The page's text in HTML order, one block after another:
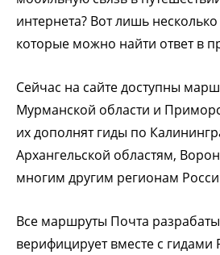
интернета? Вот лишь
которые можно найти ответ в
Сейчас на сайте доступны
Мурманской области и
их дополнят гиды по
Архангельской областям,
многим другим регионам
Все маршруты Почта
верифицирует вместе с гидами